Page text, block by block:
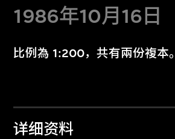
1986年10月16日
比例為 1:200，共有兩份複本。
详细资料